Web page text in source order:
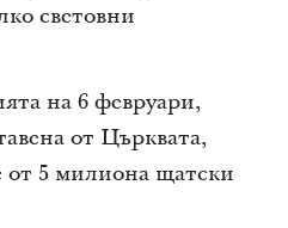
световни
на 6 февруари,
от Църквата,
от 5 милиона щатски